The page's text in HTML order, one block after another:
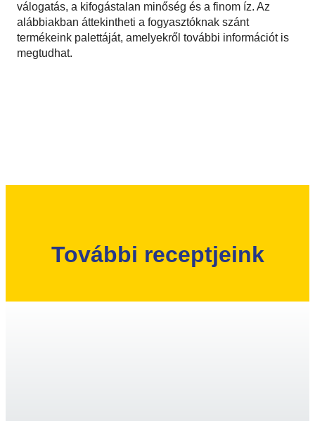
válogatás, a kifogástalan minőség és a finom íz. Az
alábbiakban áttekintheti a fogyasztóknak szánt
termékeink palettáját, amelyekről további információt is
megtudhat.
További receptjeink